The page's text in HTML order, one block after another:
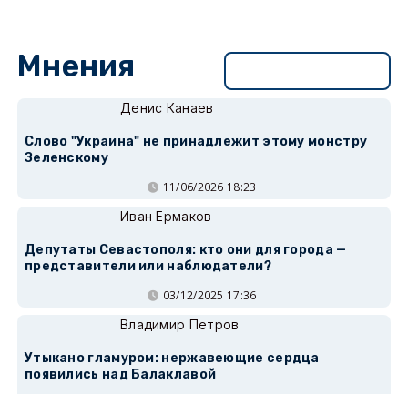
Мнения
Денис Канаев
Слово "Украина" не принадлежит этому монстру
Зеленскому
11/06/2026 18:23
Иван Ермаков
Депутаты Севастополя: кто они для города —
представители или наблюдатели?
03/12/2025 17:36
Владимир Петров
Утыкано гламуром: нержавеющие сердца
появились над Балаклавой